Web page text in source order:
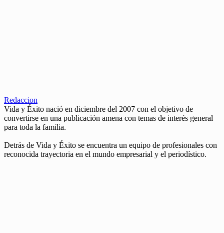
Redaccion
Vida y Éxito nació en diciembre del 2007 con el objetivo de
convertirse en una publicación amena con temas de interés general
para toda la familia.
Detrás de Vida y Éxito se encuentra un equipo de profesionales con
reconocida trayectoria en el mundo empresarial y el periodístico.